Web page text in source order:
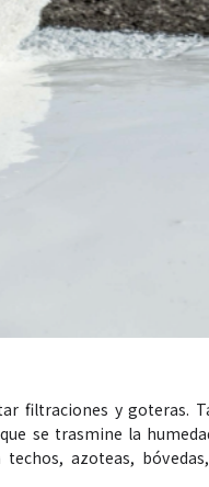
filtraciones y goteras.
se trasmine la
azoteas,